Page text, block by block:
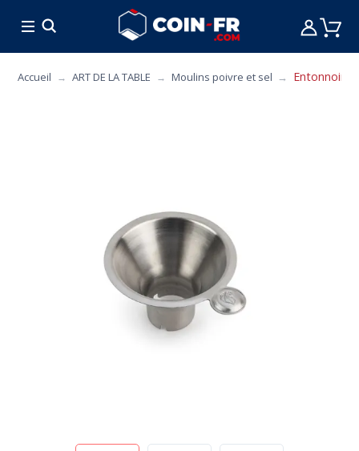
CUISINE MOBILIER
Accueil ART DE LA TABLE Moulins poivre et sel Entonnoir